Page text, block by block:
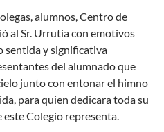
alumnos, Centro de
al Sr. Urrutia con emotivos
sentida y significativa
del alumnado que
junto con entonar el himno
para quien dedicara toda su
Colegio representa.